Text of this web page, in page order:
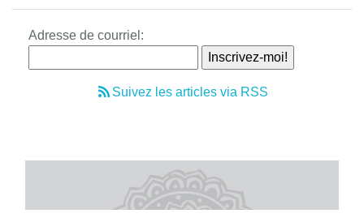
Adresse de courriel:
Suivez les articles via RSS